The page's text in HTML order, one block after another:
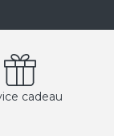
cadeau